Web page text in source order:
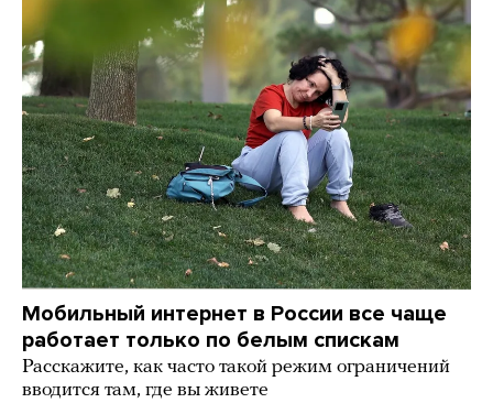
Мобильный интернет в России все чаще
работает только по белым спискам
Расскажите, как часто такой режим ограничений
вводится там, где вы живете